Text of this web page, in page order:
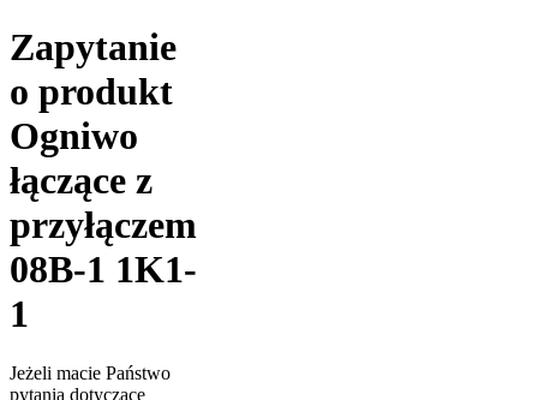
Zapytanie
o produkt
Ogniwo
łączące z
przyłączem
08B-1 1K1-
1
Jeżeli macie Państwo
pytania dotyczące